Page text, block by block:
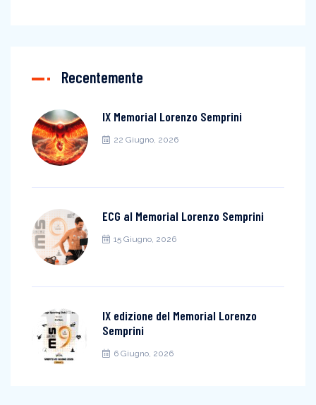
Recentemente
IX Memorial Lorenzo Semprini
22 Giugno, 2026
ECG al Memorial Lorenzo Semprini
15 Giugno, 2026
IX edizione del Memorial Lorenzo
Semprini
6 Giugno, 2026